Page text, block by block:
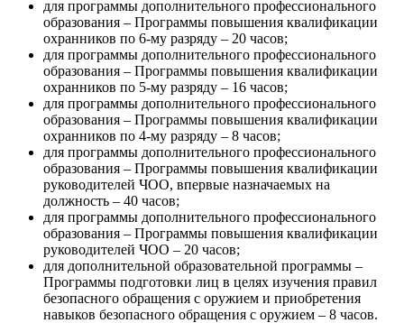
для программы дополнительного профессионального
образования – Программы повышения квалификации
охранников по 6-му разряду – 20 часов;
для программы дополнительного профессионального
образования – Программы повышения квалификации
охранников по 5-му разряду – 16 часов;
для программы дополнительного профессионального
образования – Программы повышения квалификации
охранников по 4-му разряду – 8 часов;
для программы дополнительного профессионального
образования – Программы повышения квалификации
руководителей ЧОО, впервые назначаемых на
должность – 40 часов;
для программы дополнительного профессионального
образования – Программы повышения квалификации
руководителей ЧОО – 20 часов;
для дополнительной образовательной программы –
Программы подготовки лиц в целях изучения правил
безопасного обращения с оружием и приобретения
навыков безопасного обращения с оружием – 8 часов.